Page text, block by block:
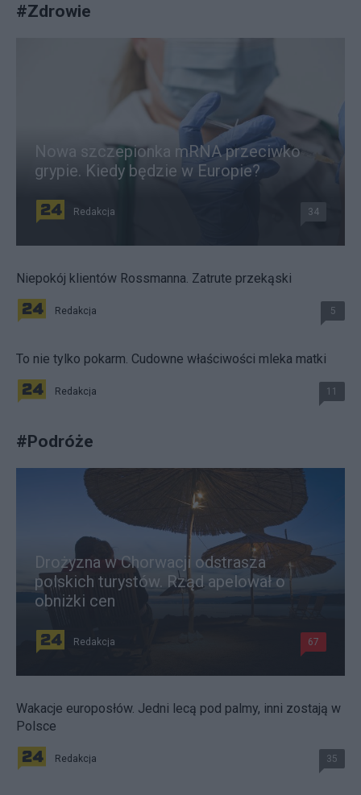
#Zdrowie
Nowa szczepionka mRNA przeciwko
grypie. Kiedy będzie w Europie?
Redakcja 34
Niepokój klientów Rossmanna. Zatrute przekąski
Redakcja 5
To nie tylko pokarm. Cudowne właściwości mleka matki
Redakcja 11
#Podróże
Drożyzna w Chorwacji odstrasza
polskich turystów. Rząd apelował o
obniżki cen
Redakcja 67
Wakacje europosłów. Jedni lecą pod palmy, inni zostają w
Polsce
Redakcja 35